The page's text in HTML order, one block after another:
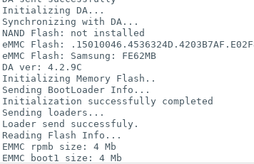
Initializing DA...
Synchronizing with DA...
NAND Flash: not installed
eMMC Flash:
eMMC Flash: Samsung: FE62MB
DA ver: 4.2.9C
Initializing Memory Flash..
Sending BootLoader Info...
Initialization successfully completed
Sending loaders...
Loader send successfuly.
Reading Flash Info...
EMMC rpmb size: 4 Mb
EMMC boot1 size: 4 Mb